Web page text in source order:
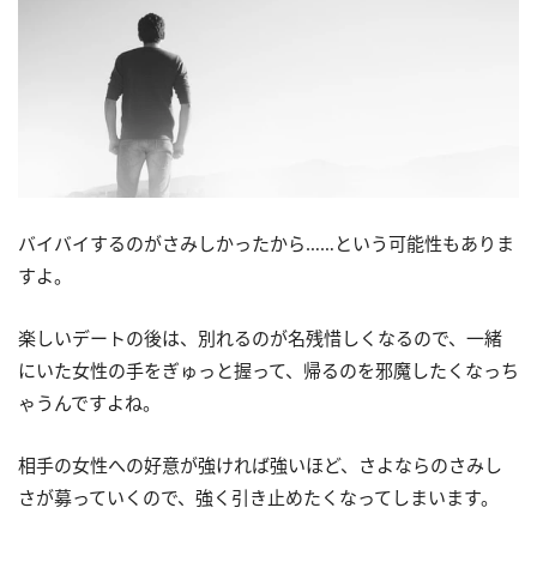
バイバイするのがさみしかったから……という可能性もありま
すよ。
楽しいデートの後は、別れるのが名残惜しくなるので、一緒
にいた女性の手をぎゅっと握って、帰るのを邪魔したくなっち
ゃうんですよね。
相手の女性への好意が強ければ強いほど、さよならのさみし
さが募っていくので、強く引き止めたくなってしまいます。